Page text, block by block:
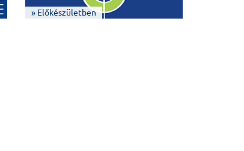
» Előkészületben